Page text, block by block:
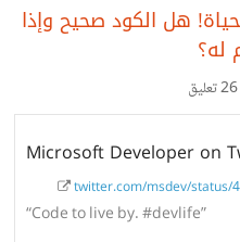
أن تكون المواضيع في الصفحة
الافتراضية منوعة كالآتي: * 25% من المواضيع الأكثر شيوعا. *
حصلت على تقييم عالي ولم
تقييم (احتمال أكبر أن تكون
الموجودة في المجتمعات التي
هل الكود صحيح وإذا
له؟
twitter.com/msdev/status/
“Code to live by. #devlife”